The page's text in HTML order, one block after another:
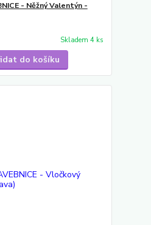
- Něžný Valentýn -
Skladem 4 ks
do košíku